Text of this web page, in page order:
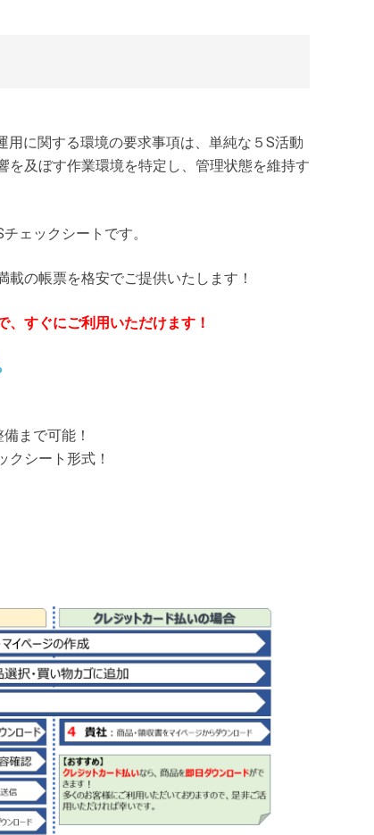
用に関する環境の要求事項は、単純な５S活動
を及ぼす作業環境を特定し、管理状態を維持す
ェックシートです。
の帳票を格安でご提供いたします！
すぐにご利用いただけます！
まで可能！
クシート形式！